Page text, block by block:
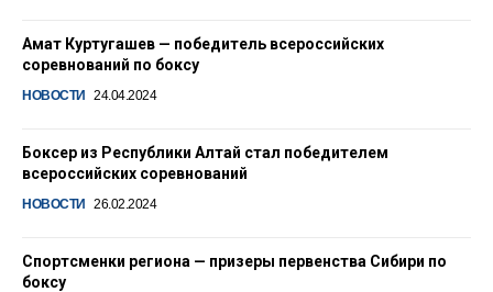
Амат Куртугашев — победитель всероссийских
соревнований по боксу
НОВОСТИ 24.04.2024
Боксер из Республики Алтай стал победителем
всероссийских соревнований
НОВОСТИ 26.02.2024
Спортсменки региона — призеры первенства Сибири по
боксу